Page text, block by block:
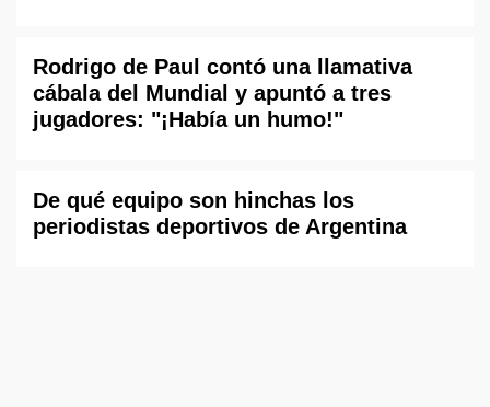
Rodrigo de Paul contó una llamativa
cábala del Mundial y apuntó a tres
jugadores: "¡Había un humo!"
De qué equipo son hinchas los
periodistas deportivos de Argentina